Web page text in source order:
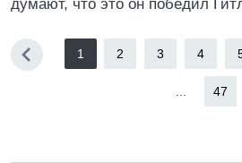
думают, что это он победил
1 2 3 4
47